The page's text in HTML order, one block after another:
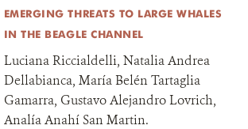
EMERGING THREATS TO LARGE WHALES
IN THE BEAGLE CHANNEL
Luciana Riccialdelli, Natalia Andrea
Dellabianca, María Belén Tartaglia
Gamarra, Gustavo Alejandro Lovrich,
Analía Anahí San Martin.